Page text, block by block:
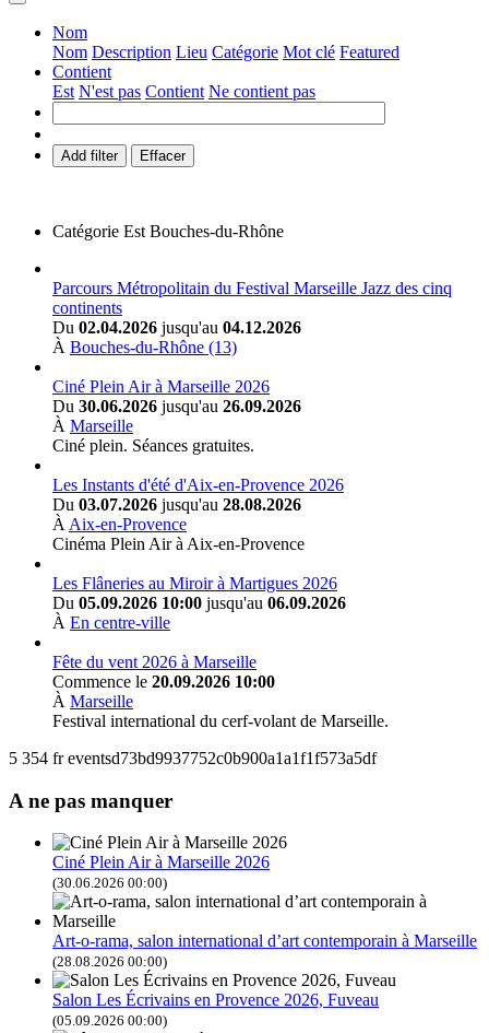
Nom
Nom Description Lieu Catégorie Mot clé Featured
Contient
Est N'est pas Contient Ne contient pas
Add filter Effacer
Catégorie Est Bouches-du-Rhône
Parcours Métropolitain du Festival Marseille Jazz des cinq
continents
Du 02.04.2026 jusqu'au 04.12.2026
À Bouches-du-Rhône (13)
Ciné Plein Air à Marseille 2026
Du 30.06.2026 jusqu'au 26.09.2026
À Marseille
Ciné plein. Séances gratuites.
Les Instants d'été d'Aix-en-Provence 2026
Du 03.07.2026 jusqu'au 28.08.2026
À Aix-en-Provence
Cinéma Plein Air à Aix-en-Provence
Les Flâneries au Miroir à Martigues 2026
Du 05.09.2026 10:00 jusqu'au 06.09.2026
À En centre-ville
Fête du vent 2026 à Marseille
Commence le 20.09.2026 10:00
À Marseille
Festival international du cerf-volant de Marseille.
5 354 fr eventsd73bd9937752c0b900a1a1f1f573a5df
A ne pas manquer
Ciné Plein Air à Marseille 2026
(30.06.2026 00:00)
Art-o-rama, salon international d’art contemporain à Marseille
(28.08.2026 00:00)
Salon Les Écrivains en Provence 2026, Fuveau
(05.09.2026 00:00)